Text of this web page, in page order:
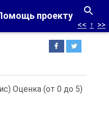
проекту
<< ↑ >>
Оценка (от 0 до 5)